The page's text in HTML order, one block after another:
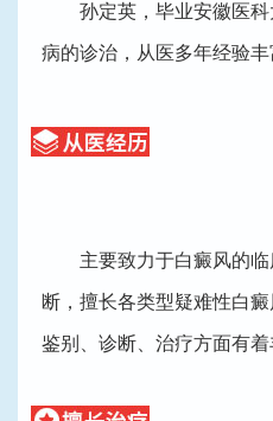
孙定英，毕业安徽医科
病的诊治，从医多年经验丰
主要致力于白癜风的临
断，擅长各类型疑难性白
鉴别、诊断、治疗方面有着